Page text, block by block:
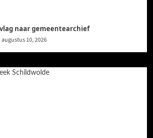
naar gemeentearchief
augustus 10, 2026